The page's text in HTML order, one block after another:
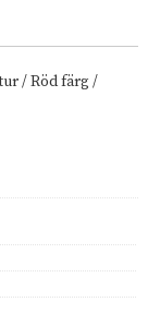
/ Röd färg /